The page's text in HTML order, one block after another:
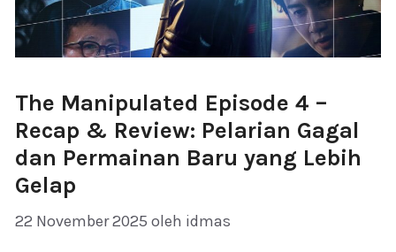
The Manipulated Episode 4 –
Recap & Review: Pelarian Gagal
dan Permainan Baru yang Lebih
Gelap
22 November 2025 oleh idmas